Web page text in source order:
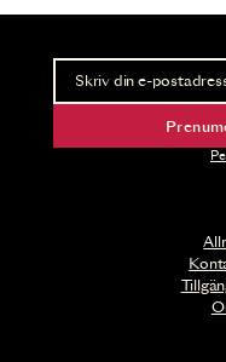
Nyhetsbrev
Ta del av